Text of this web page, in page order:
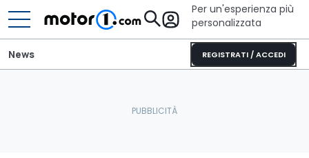
Per un'esperienza più
personalizzata
REGISTRATI / ACCEDI
News